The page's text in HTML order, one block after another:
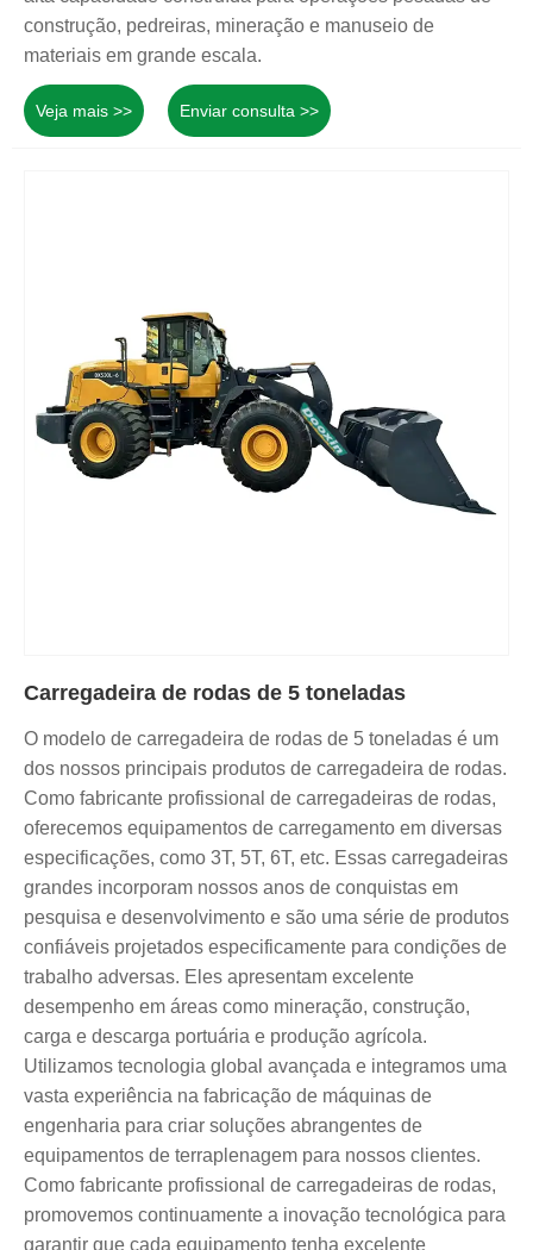
construção, pedreiras, mineração e manuseio de
materiais em grande escala.
Veja mais >> Enviar consulta >>
Carregadeira de rodas de 5 toneladas
O modelo de carregadeira de rodas de 5 toneladas é um
dos nossos principais produtos de carregadeira de rodas.
Como fabricante profissional de carregadeiras de rodas,
oferecemos equipamentos de carregamento em diversas
especificações, como 3T, 5T, 6T, etc. Essas carregadeiras
grandes incorporam nossos anos de conquistas em
pesquisa e desenvolvimento e são uma série de produtos
confiáveis ​​projetados especificamente para condições de
trabalho adversas. Eles apresentam excelente
desempenho em áreas como mineração, construção,
carga e descarga portuária e produção agrícola.
Utilizamos tecnologia global avançada e integramos uma
vasta experiência na fabricação de máquinas de
engenharia para criar soluções abrangentes de
equipamentos de terraplenagem para nossos clientes.
Como fabricante profissional de carregadeiras de rodas,
promovemos continuamente a inovação tecnológica para
garantir que cada equipamento tenha excelente